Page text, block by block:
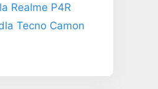
Realme P4R
Tecno Camon